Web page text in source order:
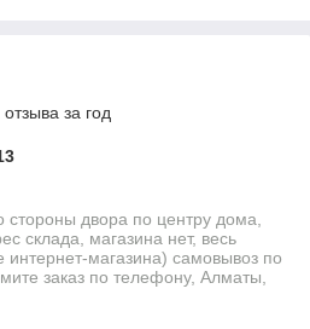
себя и своих близким
за год
стороны двора по центру дома,
склада, магазина нет, весь
интернет-магазина) самовывоз по
заказ по телефону, Алматы,